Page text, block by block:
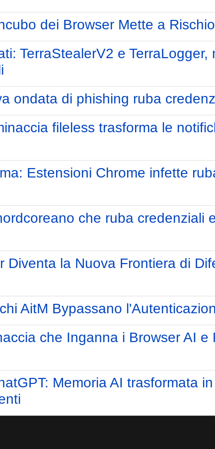
dei Browser Mette a
TerraStealerV2 e
ondata di phishing ruba
fileless trasforma le
Estensioni Chrome infette
che ruba credenziali
Diventa la Nuova Frontiera di
AitM Bypassano
che Inganna i Browser AI e
Memoria AI trasformata